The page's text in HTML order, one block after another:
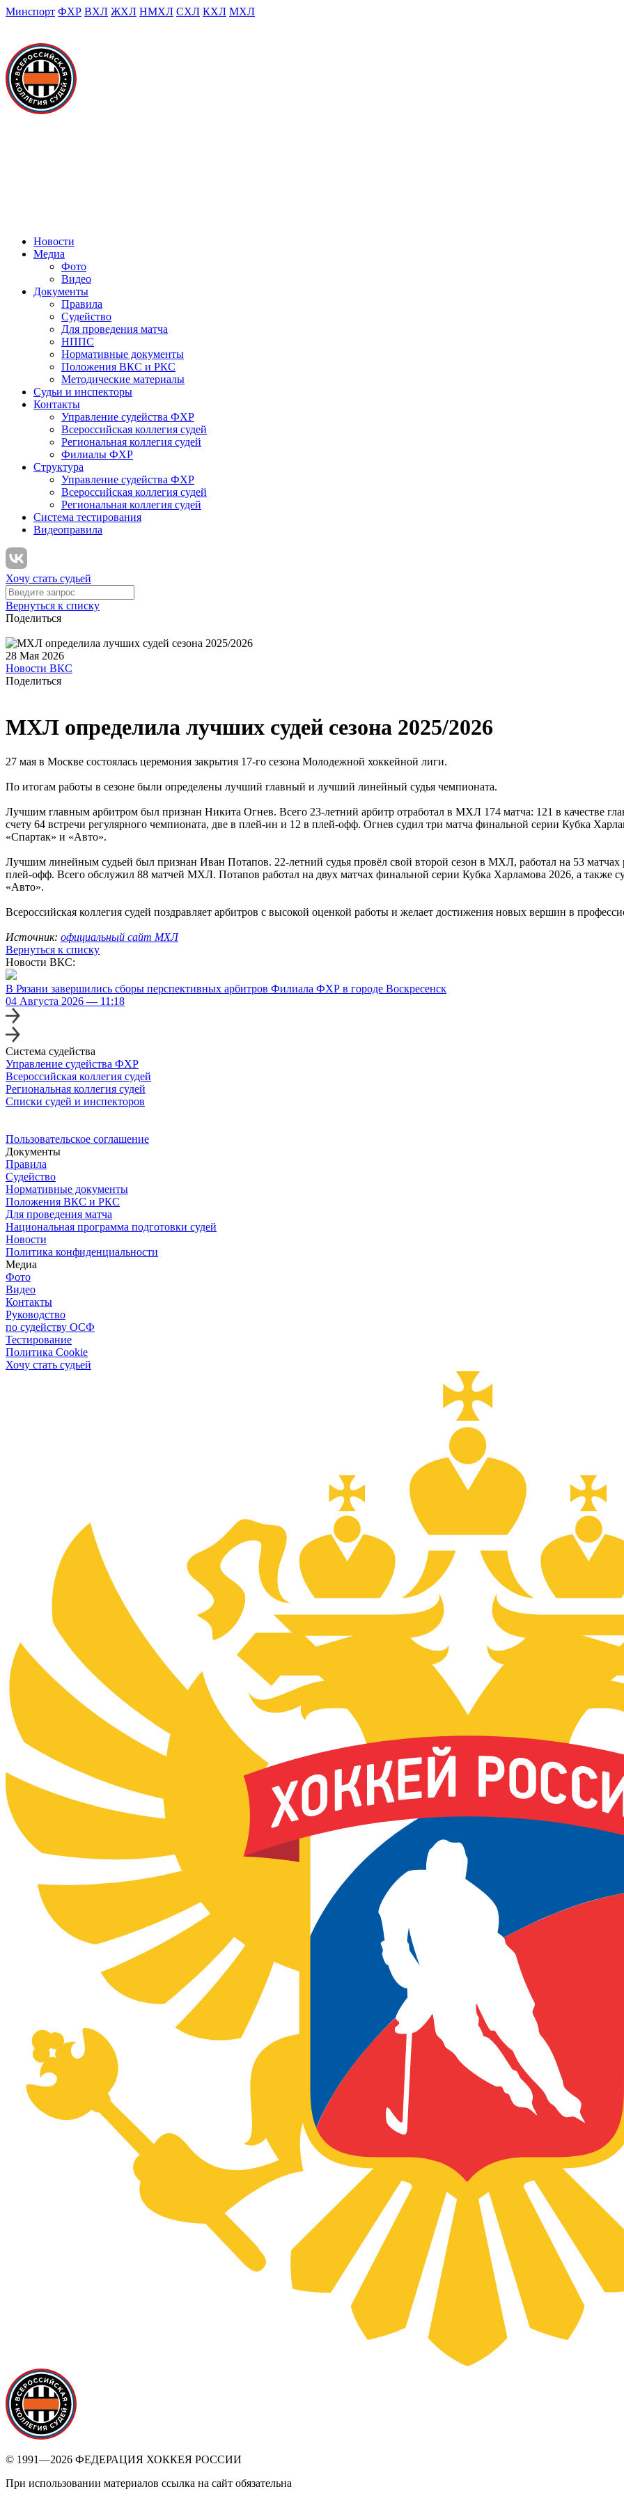
Минспорт ФХР ВХЛ ЖХЛ НМХЛ СХЛ КХЛ МХЛ
Новости
Медиа
Фото
Видео
Документы
Правила
Судейство
Для проведения матча
НППС
Нормативные документы
Положения ВКС и РКС
Методические материалы
Судьи и инспекторы
Контакты
Управление судейства ФХР
Всероссийская коллегия судей
Региональная коллегия судей
Филиалы ФХР
Структура
Управление судейства ФХР
Всероссийская коллегия судей
Региональная коллегия судей
Система тестирования
Видеоправила
Хочу стать судьей
Вернуться к списку
Поделиться
28 Мая 2026
Новости ВКС
Поделиться
МХЛ определила лучших судей сезона 2025/2026
27 мая в Москве состоялась церемония закрытия 17-го сезона Молодежной хоккейной лиги.
По итогам работы в сезоне были определены лучший главный и лучший линейный судья чемпионата.
Лучшим главным арбитром был признан Никита Огнев. Всего 23-летний арбитр отработал в МХЛ 174 матча: 121 в качестве
счету 64 встречи регулярного чемпионата, две в плей-ин и 12 в плей-офф. Огнев судил три матча финальной серии Кубка
«Спартак» и «Авто».
Лучшим линейным судьей был признан Иван Потапов. 22-летний судья провёл свой второй сезон в МХЛ, работал на 53 матчах
плей-офф. Всего обслужил 88 матчей МХЛ. Потапов работал на двух матчах финальной серии Кубка Харламова 2026, а
«Авто».
Всероссийская коллегия судей поздравляет арбитров с высокой оценкой работы и желает достижения новых вершин в
Источник: официальный сайт МХЛ
Вернуться к списку
Новости ВКС:
В Рязани завершились сборы перспективных арбитров Филиала ФХР в городе Воскресенск
04 Августа 2026 — 11:18
Система судейства
Управление судейства ФХР
Всероссийская коллегия судей
Региональная коллегия судей
Списки судей и инспекторов
Пользовательское соглашение
Документы
Правила
Судейство
Нормативные документы
Положения ВКС и РКС
Для проведения матча
Национальная программа подготовки судей
Новости
Политика конфиденциальности
Медиа
Фото
Видео
Контакты
Руководство
по судейству ОСФ
Тестирование
Политика Cookie
Хочу стать судьей
© 1991—2026 ФЕДЕРАЦИЯ ХОККЕЯ РОССИИ
При использовании материалов ссылка на сайт обязательна